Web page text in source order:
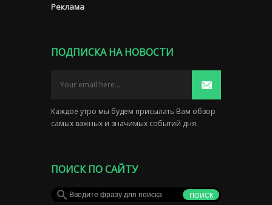
Реклама
ПОДПИСКА НА НОВОСТИ
Каждое утро мы будем присылать Вам обзор
самых важных и значимых событий дня.
ПОИСК ПО САЙТУ